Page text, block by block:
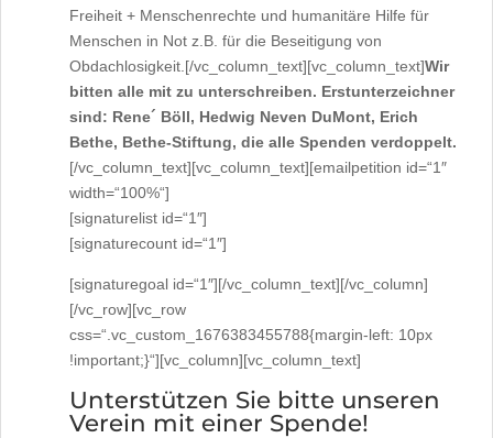
Freiheit + Menschenrechte und humanitäre Hilfe für
Menschen in Not z.B. für die Beseitigung von
Obdachlosigkeit.[/vc_column_text][vc_column_text]Wir
bitten alle mit zu unterschreiben. Erstunterzeichner
sind: Rene´ Böll, Hedwig Neven DuMont, Erich
Bethe, Bethe-Stiftung, die alle Spenden verdoppelt.
[/vc_column_text][vc_column_text][emailpetition id=“1″
width=“100%“]
[signaturelist id=“1″]
[signaturecount id=“1″]
[signaturegoal id=“1″][/vc_column_text][/vc_column]
[/vc_row][vc_row
css=“.vc_custom_1676383455788{margin-left: 10px
!important;}“][vc_column][vc_column_text]
Unterstützen Sie bitte unseren
Verein mit einer Spende!